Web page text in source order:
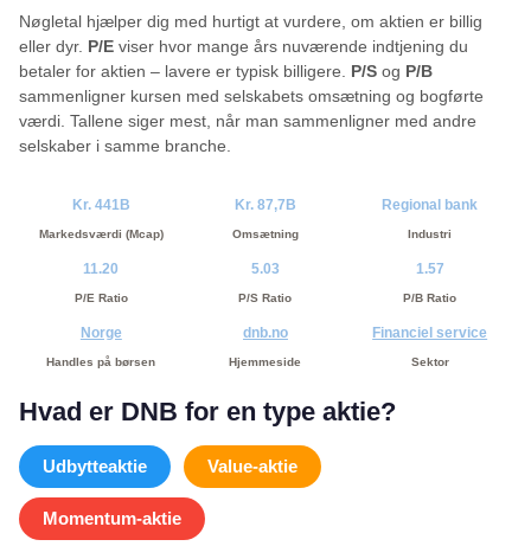
Nøgletal hjælper dig med hurtigt at vurdere, om aktien er billig
eller dyr. P/E viser hvor mange års nuværende indtjening du
betaler for aktien – lavere er typisk billigere. P/S og P/B
sammenligner kursen med selskabets omsætning og bogførte
værdi. Tallene siger mest, når man sammenligner med andre
selskaber i samme branche.
Kr. 441B
Markedsværdi (Mcap)
Kr. 87,7B
Omsætning
Regional bank
Industri
11.20
P/E Ratio
5.03
P/S Ratio
1.57
P/B Ratio
Norge
Handles på børsen
dnb.no
Hjemmeside
Financiel service
Sektor
Hvad er DNB for en type aktie?
Udbytteaktie Value-aktie
Momentum-aktie